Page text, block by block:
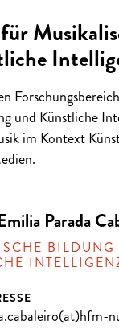
und Künstliche
im Kontext
Parada
BILDUNG